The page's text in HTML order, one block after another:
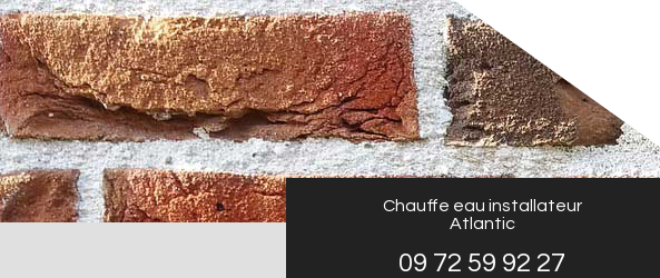
Chauffe eau installateur
Atlantic
09 72 59 92 27